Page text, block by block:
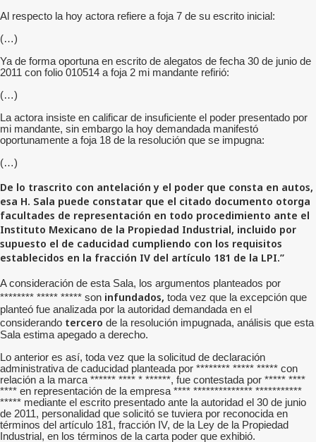
Al respecto la hoy actora refiere a foja 7 de su escrito inicial:
(…)
Ya de forma oportuna en escrito de alegatos de fecha 30 de junio de
2011 con folio 010514 a foja 2 mi mandante refirió:
(…)
La actora insiste en calificar de insuficiente el poder presentado por
mi mandante, sin embargo la hoy demandada manifestó
oportunamente a foja 18 de la resolución que se impugna:
(…)
De lo trascrito con antelación y el poder que consta en autos,
esa H. Sala puede constatar que el citado documento otorga
facultades de representación en todo procedimiento ante el
Instituto Mexicano de la Propiedad Industrial, incluido por
supuesto el de caducidad cumpliendo con los requisitos
establecidos en la fracción IV del artículo 181 de la LPI.”
A consideración de esta Sala, los argumentos planteados por
******** ***** ***** son infundados, toda vez que la excepción que
planteó fue analizada por la autoridad demandada en el
considerando tercero de la resolución impugnada, análisis que esta
Sala estima apegado a derecho.
Lo anterior es así, toda vez que la solicitud de declaración
administrativa de caducidad planteada por ******** ***** ***** con
relación a la marca ****** **** * ******, fue contestada por ***** ****
**** en representación de la empresa **** ************** ***********
***** mediante el escrito presentado ante la autoridad el 30 de junio
de 2011, personalidad que solicitó se tuviera por reconocida en
términos del artículo 181, fracción IV, de la Ley de la Propiedad
Industrial, en los términos de la carta poder que exhibió.